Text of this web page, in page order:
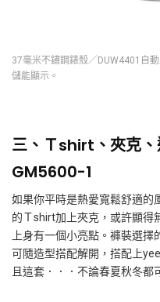
37毫米不鏽鋼錶殼／DUW4401自
儲能顯示。
三、Ｔshirt、夾克
GM5600-1
如果你平時是熱愛寬鬆舒適的
的Ｔshirt加上夾克，或許顯得
上身有一個小亮點。褲裝選
可隨造型搭配解開，搭配上
且這套．．．不論春夏秋冬